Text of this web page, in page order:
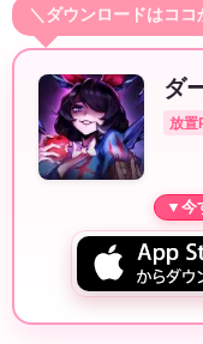
＼ダウンロードはココ
ダ
放置